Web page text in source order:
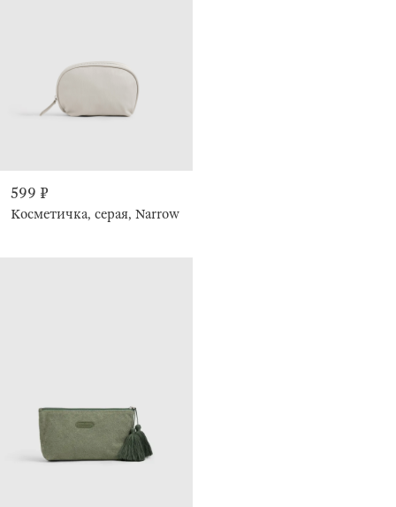
599 ₽
Косметичка, серая, Narrow